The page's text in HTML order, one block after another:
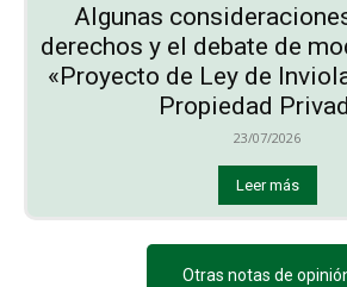
Algunas
derechos y el debate de
«Proyecto de Ley de
Propiedad
23/07/2026
Leer más
Otras notas de